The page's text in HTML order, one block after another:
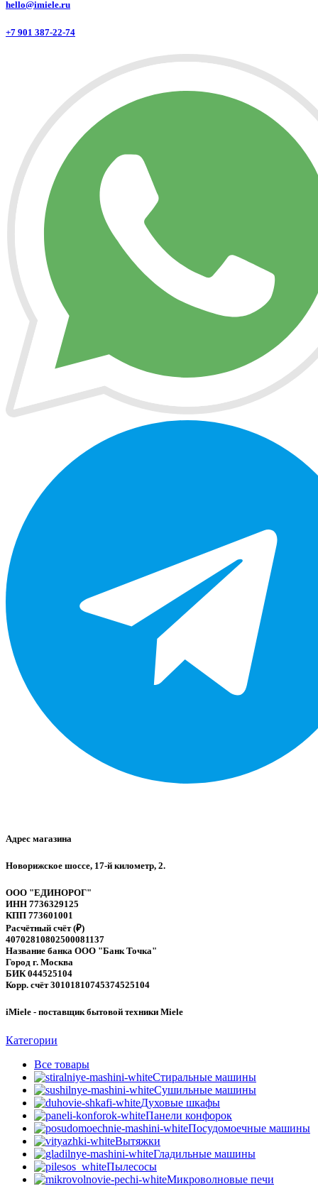
hello@imiele.ru
+7 901 387-22-74
Адрес магазина
Новорижское шоссе, 17-й километр, 2.
ООО "ЕДИНОРОГ"
ИНН 7736329125
КПП 773601001
Расчётный счёт (₽)
40702810802500081137
Название банка ООО "Банк Точка"
Город г. Москва
БИК 044525104
Корр. счёт 30101810745374525104
iMiele - поставщик бытовой техники Miele
Категории
Все товары
Стиральные машины
Сушильные машины
Духовые шкафы
Панели конфорок
Посудомоечные машины
Вытяжки
Гладильные машины
Пылесосы
Микроволновые печи